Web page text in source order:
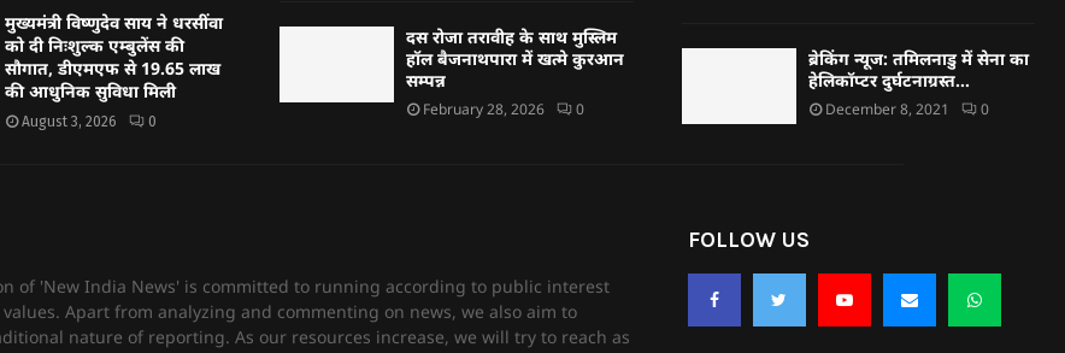
मुख्यमंत्री विष्णुदेव साय ने धरसींवा
को दी निःशुल्क एम्बुलेंस की
सौगात, डीएमएफ से 19.65 लाख
की आधुनिक सुविधा मिली
August 3, 2026 0
दस रोजा तरावीह के साथ मुस्लिम
हॉल बैजनाथपारा में खत्मे कुरआन
सम्पन्न
February 28, 2026 0
ब्रेकिंग न्यूज: तमिलनाडु में सेना का
हेलिकॉप्टर दुर्घटनाग्रस्त…
December 8, 2021 0
of 'New India News' is committed to running according to public interest
Apart from analyzing and commenting on news, we also aim to
nature of reporting. As our resources increase, we will try to reach as
FOLLOW US